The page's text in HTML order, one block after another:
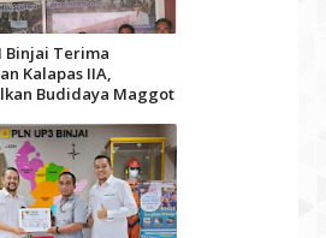
Binjai Terima
Kalapas IIA,
Budidaya Maggot